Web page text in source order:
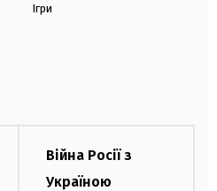
Ігри
Війна Росії з
Україною